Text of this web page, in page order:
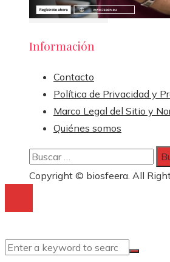
Información
Contacto
Política de Privacidad y
Marco Legal del Sitio y
Quiénes somos
Buscar:
Copyright © biosfeera. All